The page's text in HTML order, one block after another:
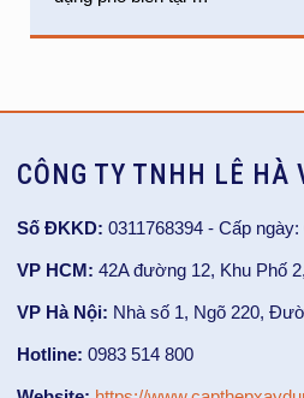
CÔNG TY TNHH LÊ HÀ
Số ĐKKD: 0311768394 - Cấp
VP HCM: 42A đường 12, Khu Phố
VP Hà Nội: Nhà số 1, Ngõ 220,
Hotline: 0983 514 800